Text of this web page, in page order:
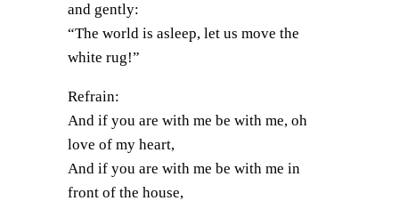
and gently:
“The world is asleep, let us move the
white rug!”
Refrain:
And if you are with me be with me, oh
love of my heart,
And if you are with me be with me in
front of the house,